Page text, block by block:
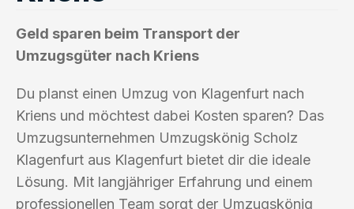
Geld sparen beim Transport der
Umzugsgüter nach Kriens
Du planst einen Umzug von Klagenfurt nach
Kriens und möchtest dabei Kosten sparen? Das
Umzugsunternehmen Umzugskönig Scholz
Klagenfurt aus Klagenfurt bietet dir die ideale
Lösung. Mit langjähriger Erfahrung und einem
professionellen Team sorgt der Umzugskönig